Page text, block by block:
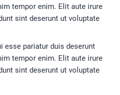
tempor enim. Elit aute irure
sint deserunt ut voluptate
esse pariatur duis deserunt
tempor enim. Elit aute irure
sint deserunt ut voluptate